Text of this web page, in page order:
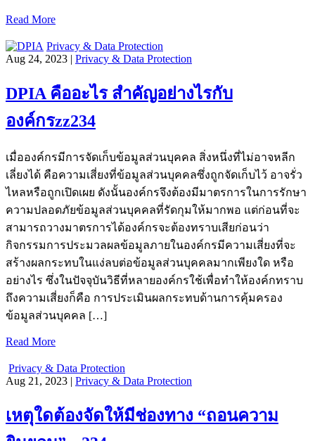
Read More
Privacy & Data Protection
Aug 24, 2023 | Privacy & Data Protection
DPIA คืออะไร สำคัญอย่างไรกับ
องค์กรzz234
เมื่อองค์กรมีการจัดเก็บข้อมูลส่วนบุคคล สิ่งหนึ่งที่ไม่อาจหลีก
เลี่ยงได้ คือความเสี่ยงที่ข้อมูลส่วนบุคคลซึ่งถูกจัดเก็บไว้ อาจรั่ว
ไหลหรือถูกเปิดเผย ดังนั้นองค์กรจึงต้องมีมาตรการในการรักษา
ความปลอดภัยข้อมูลส่วนบุคคลที่รัดกุมให้มากพอ แต่ก่อนที่จะ
สามารถวางมาตรการได้องค์กรจะต้องทราบเสียก่อนว่า
กิจกรรมการประมวลผลข้อมูลภายในองค์กรมีความเสี่ยงที่จะ
สร้างผลกระทบในแง่ลบต่อข้อมูลส่วนบุคคลมากเพียงใด หรือ
อย่างไร ซึ่งในปัจจุบันวิธีที่หลายองค์กรใช้เพื่อทำให้องค์กทราบ
ถึงความเสี่ยงก็คือ การประเมินผลกระทบด้านการคุ้มครอง
ข้อมูลส่วนบุคคล […]
Read More
Privacy & Data Protection
Aug 21, 2023 | Privacy & Data Protection
เหตุใดต้องจัดให้มีช่องทาง “ถอนความ